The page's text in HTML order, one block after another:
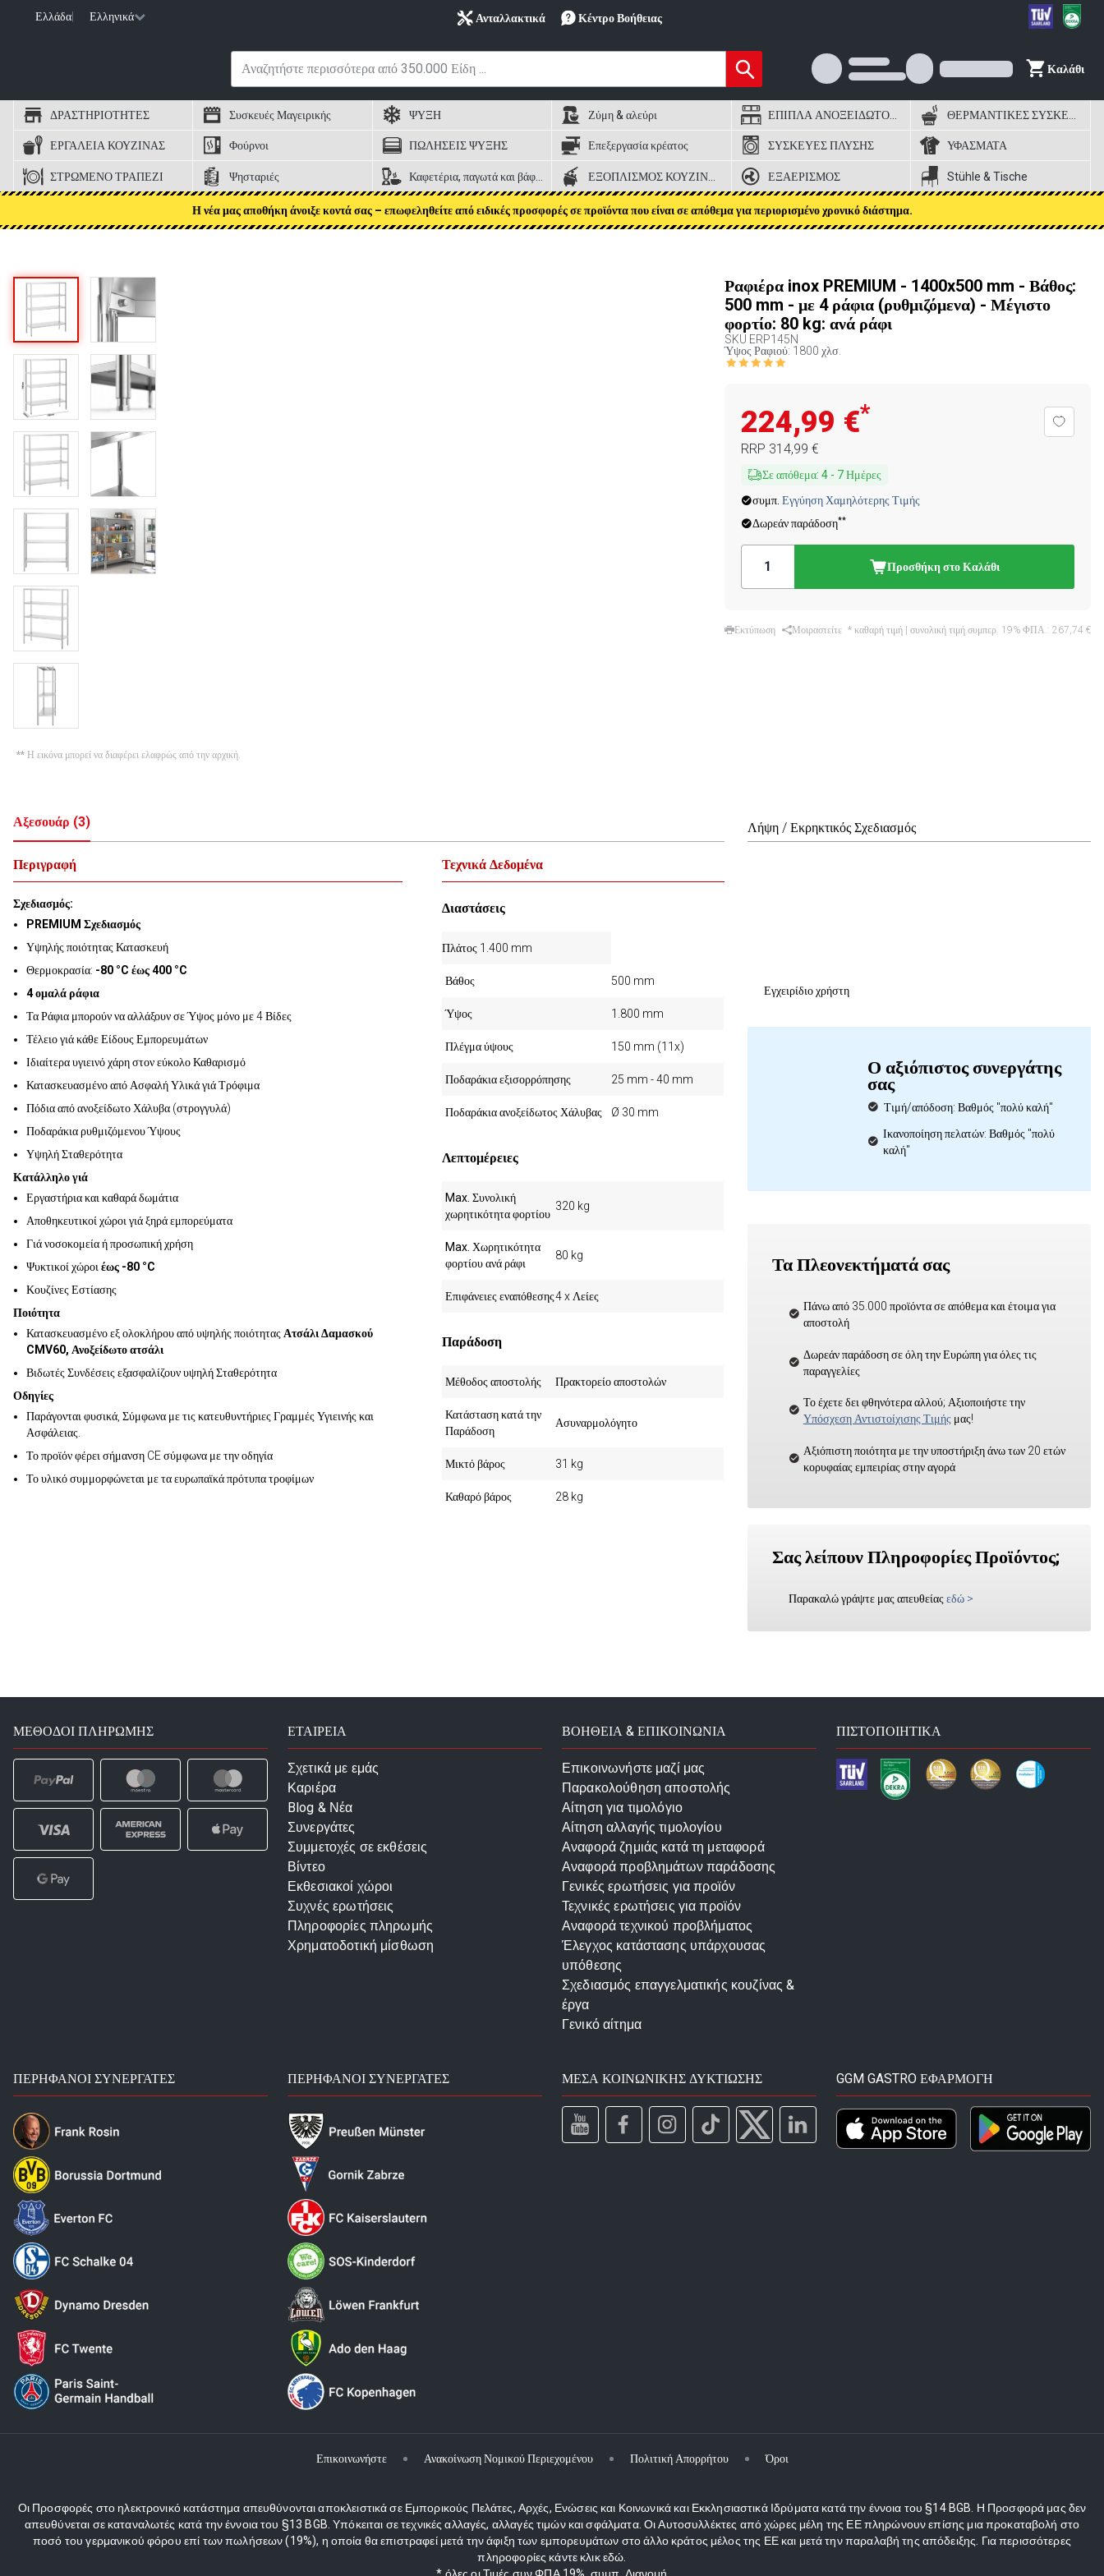
Ελλάδα Ελληνικά Ανταλλακτικά Κέντρο Βοήθειας
Καλάθι
ΔΡΑΣΤΗΡΙΟΤΗΤΕΣ Συσκευές Μαγειρικής ΨΥΞΗ Ζύμη & αλεύρι ΕΠΙΠΛΑ ΑΝΟΞΕΙΔΩΤΟΣ ΧΑΛΥΒΑΣ
ΕΡΓΑΛΕΙΑ ΚΟΥΖΙΝΑΣ Φούρνοι ΠΩΛΗΣΕΙΣ ΨΥΞΗΣ Επεξεργασία κρέατος ΣΥΣΚΕΥΕΣ ΠΛΥΣΗΣ ΥΦΑΣΜΑΤΑ
ΣΤΡΩΜΕΝΟ ΤΡΑΠΕΖΙ Ψησταριές Καφετέρια, παγωτά και βάφλες ΕΞΑΕΡΙΣΜΟΣ Stühle & Tische
Η νέα μας αποθήκη άνοιξε κοντά σας – επωφεληθείτε από ειδικές προσφορές σε προϊόντα που είναι σε απόθεμα για περιορισμένο χρονικό διάστημα.
** Η εικόνα μπορεί να διαφέρει ελαφρώς από την αρχική.
Ραφιέρα inox PREMIUM - 1400x500 mm - Βάθος:
500 mm - με 4 ράφια (ρυθμιζόμενα) - Μέγιστο
φορτίο: 80 kg: ανά ράφι
SKU ERP145N
Ύψος Ραφιού: 1800 χλσ.
224,99 €*
RRP 314,99 €
Σε απόθεμα: 4- 7Ημέρες
συμπ. Εγγύηση Χαμηλότερης Τιμής
Δωρεάν παράδοση**
Προσθήκη στο Καλάθι
Εκτύπωση Μοιραστείτε * καθαρή τιμή | συνολική τιμή συμπερ. 19% ΦΠΑ.: 267,74 €
Αξεσουάρ (3)
Περιγραφή
Σχεδιασμός:
PREMIUM Σχεδιασμός
Υψηλής ποιότητας Κατασκευή
Θερμοκρασία: -80 °C έως 400 °C
4 ομαλά ράφια
Τα Ράφια μπορούν να αλλάξουν σε Ύψος μόνο με 4 Βίδες
Τέλειο γιά κάθε Είδους Εμπορευμάτων
Ιδιαίτερα υγιεινό χάρη στον εύκολο Καθαρισμό
Κατασκευασμένο από Ασφαλή Υλικά γιά Τρόφιμα
Πόδια από ανοξείδωτο Χάλυβα (στρογγυλά)
Ποδαράκια ρυθμιζόμενου Ύψους
Υψηλή Σταθερότητα
Κατάλληλο γιά
Εργαστήρια και καθαρά δωμάτια
Αποθηκευτικοί χώροι γιά ξηρά εμπορεύματα
Γιά νοσοκομεία ή προσωπική χρήση
Ψυκτικοί χώροι έως -80 °C
Κουζίνες Εστίασης
Ποιότητα
Κατασκευασμένο εξ ολοκλήρου από υψηλής ποιότητας Ατσάλι Δαμασκού
CMV60, Ανοξείδωτο ατσάλι
Βιδωτές Συνδέσεις εξασφαλίζουν υψηλή Σταθερότητα
Οδηγίες
Παράγονται φυσικά, Σύμφωνα με τις κατευθυντήριες Γραμμές Υγιεινής και
Ασφάλειας.
Το προϊόν φέρει σήμανση CE σύμφωνα με την οδηγία
Το υλικό συμμορφώνεται με τα ευρωπαϊκά πρότυπα τροφίμων
Τεχνικά Δεδομένα
Διαστάσεις
Πλάτος 1.400 mm
Βάθος 500 mm
Ύψος 1.800 mm
Πλέγμα ύψους 150 mm (11x)
Ποδαράκια εξισορρόπησης 25 mm - 40 mm
Ποδαράκια ανοξείδωτος Χάλυβας Ø 30 mm
Λεπτομέρειες
Max. Συνολική
χωρητικότητα φορτίου
320 kg
Max. Χωρητικότητα
φορτίου ανά ράφι
80 kg
Επιφάνειες εναπόθεσης4 x Λείες
Παράδοση
Μέθοδος αποστολής Πρακτορείο αποστολών
Κατάσταση κατά την
Παράδοση
Ασυναρμολόγητο
Μικτό βάρος 31 kg
Καθαρό βάρος 28 kg
Λήψη / Εκρηκτικός Σχεδιασμός
Εγχειρίδιο χρήστη
Ο αξιόπιστος συνεργάτης
σας
Τιμή/απόδοση: Βαθμός "πολύ καλή"
Ικανοποίηση πελατών: Βαθμός "πολύ
καλή"
Τα Πλεονεκτήματά σας
Πάνω από 35.000 προϊόντα σε απόθεμα και έτοιμα για
αποστολή
Δωρεάν παράδοση σε όλη την Ευρώπη για όλες τις
παραγγελίες
Το έχετε δει φθηνότερα αλλού; Αξιοποιήστε την
Υπόσχεση Αντιστοίχισης Τιμής μας!
Αξιόπιστη ποιότητα με την υποστήριξη άνω των 20 ετών
κορυφαίας εμπειρίας στην αγορά
Σας λείπουν Πληροφορίες Προϊόντος;
Παρακαλώ γράψτε μας απευθείας εδώ >
ΜΈΘΟΔΟΙ ΠΛΗΡΩΜΉΣ ΕΤΑΙΡΕΙΑ
Σχετικά με εμάς
Καριέρα
Blog & Νέα
Συνεργάτες
Συμμετοχές σε εκθέσεις
Βίντεο
Εκθεσιακοί χώροι
Συχνές ερωτήσεις
Πληροφορίες πληρωμής
Χρηματοδοτική μίσθωση
ΒΟΗΘΕΙΑ & ΕΠΙΚΟΙΝΩΝΙΑ
Επικοινωνήστε μαζί μας
Παρακολούθηση αποστολής
Αίτηση για τιμολόγιο
Αίτηση αλλαγής τιμολογίου
Αναφορά ζημιάς κατά τη μεταφορά
Αναφορά προβλημάτων παράδοσης
Γενικές ερωτήσεις για προϊόν
Τεχνικές ερωτήσεις για προϊόν
Αναφορά τεχνικού προβλήματος
Έλεγχος κατάστασης υπάρχουσας
υπόθεσης
Σχεδιασμός επαγγελματικής κουζίνας &
έργα
Γενικό αίτημα
ΠΙΣΤΟΠΟΙΗΤΙΚΆ
ΠΕΡΉΦΑΝΟΙ ΣΥΝΕΡΓΆΤΕΣ ΠΕΡΉΦΑΝΟΙ ΣΥΝΕΡΓΆΤΕΣ ΜΈΣΑ ΚΟΙΝΩΝΙΚΉΣ ΔΥΚΤΊΩΣΗΣ GGM GASTRO ΕΦΑΡΜΟΓΉ
Επικοινωνήστε Ανακοίνωση Νομικού Περιεχομένου Πολιτική Απορρήτου Όροι
Οι Προσφορές στο ηλεκτρονικό κατάστημα απευθύνονται αποκλειστικά σε Εμπορικούς Πελάτες, Αρχές, Ενώσεις και Κοινωνικά και Εκκλησιαστικά Ιδρύματα κατά την έννοια του §14 BGB. Η Προσφορά μας δεν
απευθύνεται σε καταναλωτές κατά την έννοια του §13 BGB. Υπόκειται σε τεχνικές αλλαγές, αλλαγές τιμών και σφάλματα. Οι Αυτοσυλλέκτες από χώρες μέλη της ΕΕ πληρώνουν επίσης μια προκαταβολή στο
ποσό του γερμανικού φόρου επί των πωλήσεων (19%), η οποία θα επιστραφεί μετά την άφιξη των εμπορευμάτων στο άλλο κράτος μέλος της ΕΕ και μετά την παραλαβή της απόδειξης. Για περισσότερες
πληροφορίες κάντε κλικ εδώ.